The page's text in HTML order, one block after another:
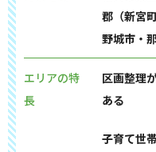
郡（新宮
野城市・
エリアの特
長
区画整理
ある
子育て世